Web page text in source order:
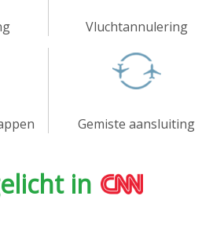
Vluchtannulering
Gemiste aansluiting
in